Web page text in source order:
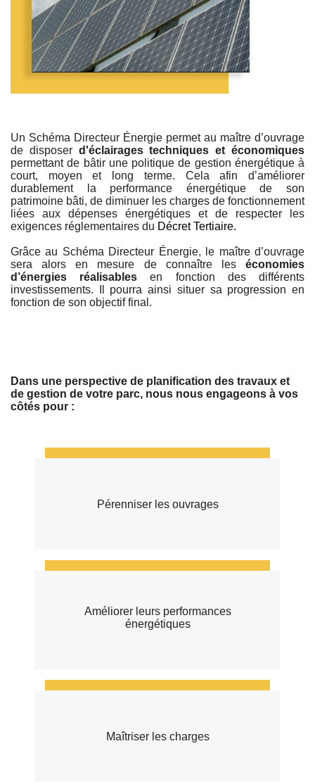
Un Schéma Directeur Énergie permet au maître d’ouvrage
de disposer d'éclairages techniques et économiques
permettant de bâtir une politique de gestion énergétique à
court, moyen et long terme. Cela afin d’améliorer
durablement la performance énergétique de son
patrimoine bâti, de diminuer les charges de fonctionnement
liées aux dépenses énergétiques et de respecter les
exigences réglementaires du Décret Tertiaire.
Grâce au Schéma Directeur Énergie, le maître d’ouvrage
sera alors en mesure de connaître les économies
d’énergies réalisables en fonction des différents
investissements. Il pourra ainsi situer sa progression en
fonction de son objectif final.
Dans une perspective de planification des travaux et
de gestion de votre parc, nous nous engageons à vos
côtés pour :
Pérenniser les ouvrages
Améliorer leurs performances
énergétiques
Maîtriser les charges